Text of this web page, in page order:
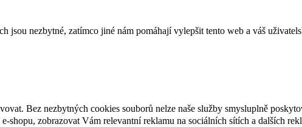
jsou nezbytné, zatímco jiné nám pomáhají vylepšit tento web a váš
Bez nezbytných cookies souborů nelze naše služby smysluplně
shopu, zobrazovat Vám relevantní reklamu na sociálních sítích a dalších